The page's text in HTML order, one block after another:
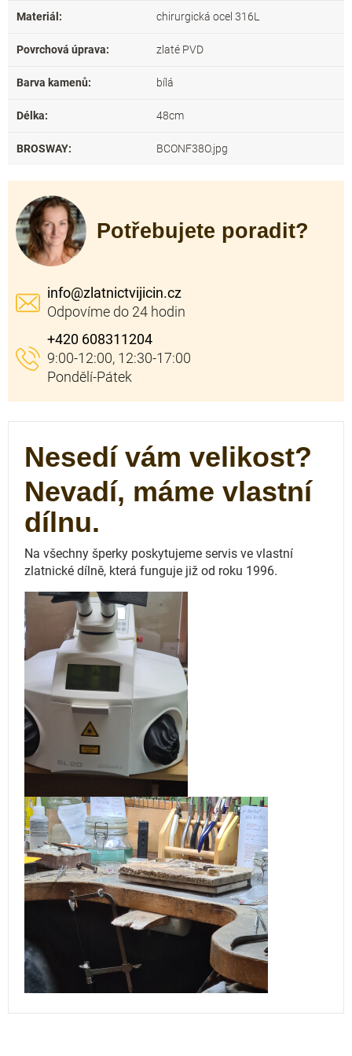
Materiál : chirurgická ocel 316L
Povrchová úprava: zlaté PVD
Barva kamenů: bílá
Délka: 48cm
BROSWAY: BCONF38O.jpg
Potřebujete poradit?
info@zlatnictvijicin.cz
+420 608311204
Nesedí vám velikost?
Nevadí, máme vlastní
dílnu.
Na všechny šperky poskytujeme servis ve vlastní
zlatnické dílně, která funguje již od roku 1996.